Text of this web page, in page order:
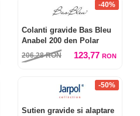
-40%
Colanti gravide Bas Bleu
Anabel 200 den Polar
206,28RON 123,77 RON
-50%
Sutien gravide si alaptare